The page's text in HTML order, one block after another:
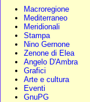
Macroregione
Mediterraneo
Meridionali
Stampa
Nino Gernone
Zenone di Elea
Angelo D'Ambra
Grafici
Arte e cultura
Eventi
GnuPG